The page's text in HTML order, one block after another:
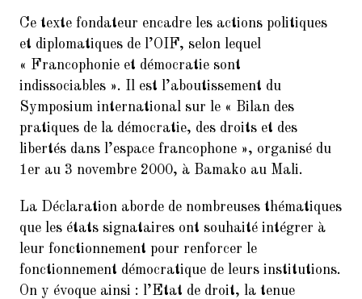
8.
Concert Exceptionnel en
mémoire de Jean Joinet le 26
janvier 2018 à 19h45 à la Maison
de l’Italie
9.
Balades Parisiennes de l’AI –
Paris et ses Passages couverts
(Samedi 17 mars à 10h30)
prix
11.
10ème dictée des mots d’or
(vendredi 23 mars 2018, de 18h
à 21h30)
Ce texte fondateur encadre les actions politiques
et diplomatiques de l’OIF, selon lequel
« Francophonie et démocratie sont
indissociables ». Il est l’aboutissement du
Symposium international sur le « Bilan des
pratiques de la démocratie, des droits et des
libertés dans l’espace francophone », organisé du
1er au 3 novembre 2000, à Bamako au Mali.
La Déclaration aborde de nombreuses thématiques
que les états signataires ont souhaité intégrer à
leur fonctionnement pour renforcer le
fonctionnement démocratique de leurs institutions.
On y évoque ainsi : l’Etat de droit, la tenue